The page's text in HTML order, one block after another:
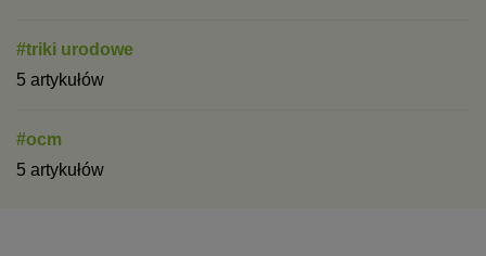
#triki urodowe
5 artykułów
#ocm
5 artykułów